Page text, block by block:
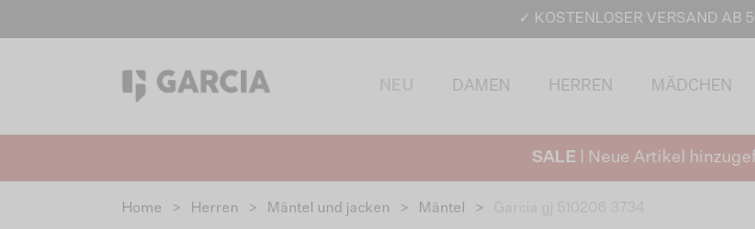
✓ KOSTENLOSER VERSAND AB
NEU DAMEN HERREN MÄDCHEN
SALE | Neue Artikel
Home > Herren > Mäntel und jacken > Mäntel >